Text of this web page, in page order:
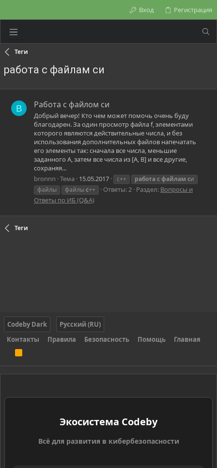
Вход Регистрация
Теги
работа с файлам си
B Работа с файлом си
Добрый вечер! Кто чем может помочь очень буду
благодарен. За один просмотр файла f, элементами
которого являются действительные числа, и без
использования дополнительных файлов напечатать
его элементы так: сначала все числа, меньшие
заданного А, затем все числа из [A, B] и все другие,
сохраняя...
bronnn Тема 15.05.2017 c++ работасфайлам си
файлы
файлы с++ Ответы: 2 Раздел: Вопросы и
Ответы по ИБ (Q&A)
Теги
Codeby Dark
Русский (RU)
Контакты
Правила Безопасность Помощь Главная
S
Экосистема Codeby
Всё для развития в кибербезопасности